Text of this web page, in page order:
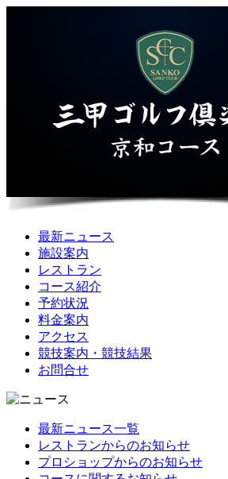
最新ニュース
施設案内
レストラン
コース紹介
予約状況
料金案内
アクセス
競技案内・競技結果
お問合せ
最新ニュース一覧
レストランからのお知らせ
プロショップからのお知らせ